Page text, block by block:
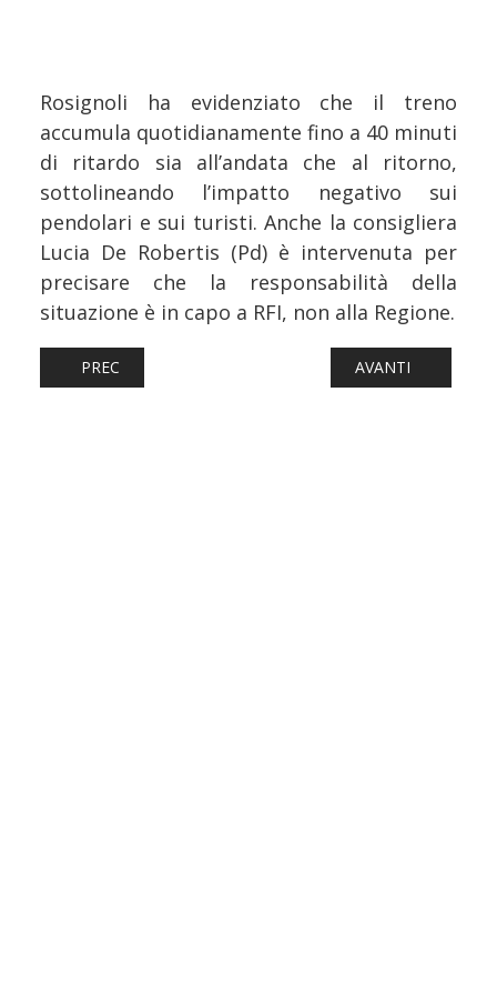
Rosignoli ha evidenziato che il treno
accumula quotidianamente fino a 40 minuti
di ritardo sia all’andata che al ritorno,
sottolineando l’impatto negativo sui
pendolari e sui turisti. Anche la consigliera
Lucia De Robertis (Pd) è intervenuta per
precisare che la responsabilità della
situazione è in capo a RFI, non alla Regione.
ARTICOLO PRECEDENTE: FERROVIE: TERNI,
PREC ARTICOLO
AVANTI